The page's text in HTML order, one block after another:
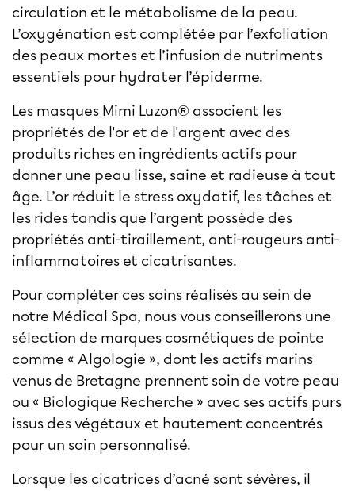
circulation et le métabolisme de la peau.
L’oxygénation est complétée par l’exfoliation
des peaux mortes et l’infusion de nutriments
essentiels pour hydrater l’épiderme.
Les masques Mimi Luzon® associent les
propriétés de l'or et de l'argent avec des
produits riches en ingrédients actifs pour
donner une peau lisse, saine et radieuse à tout
âge. L’or réduit le stress oxydatif, les tâches et
les rides tandis que l’argent possède des
propriétés anti-tiraillement, anti-rougeurs anti-
inflammatoires et cicatrisantes.
Pour compléter ces soins réalisés au sein de
notre Médical Spa, nous vous conseillerons une
sélection de marques cosmétiques de pointe
comme « Algologie », dont les actifs marins
venus de Bretagne prennent soin de votre peau
ou « Biologique Recherche » avec ses actifs purs
issus des végétaux et hautement concentrés
pour un soin personnalisé.
Lorsque les cicatrices d’acné sont sévères, il